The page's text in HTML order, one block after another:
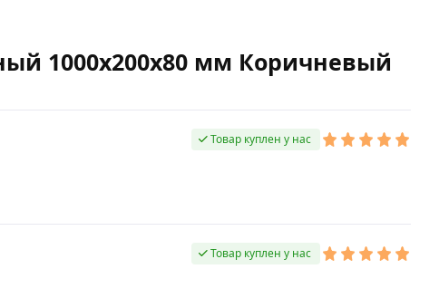
1000х200х80 мм Коричневый
Товар куплен у нас
Товар куплен у нас